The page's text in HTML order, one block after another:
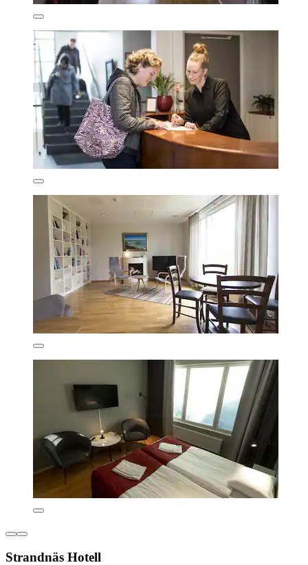
Strandnäs Hotell